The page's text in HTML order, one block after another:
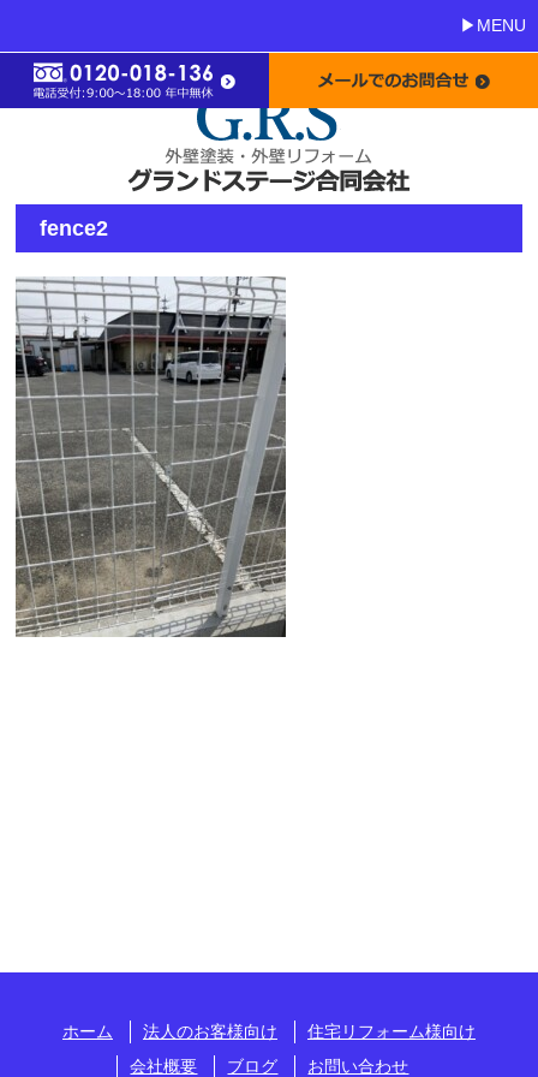
MENU
fence2
ホーム 法人のお客様向け
住宅リフォーム様向け
会社概要
ブログ お問い合わせ